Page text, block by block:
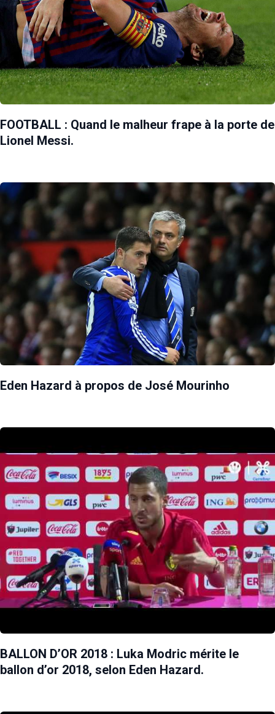
FOOTBALL : Quand le malheur frape à la porte de
Lionel Messi.
Eden Hazard à propos de José Mourinho
BALLON D’OR 2018 : Luka Modric mérite le
ballon d’or 2018, selon Eden Hazard.